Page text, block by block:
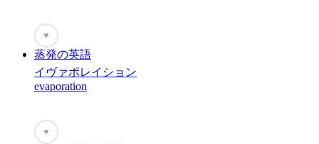
♥
蒸発の英語
イヴァポレイション
evaporation
♥